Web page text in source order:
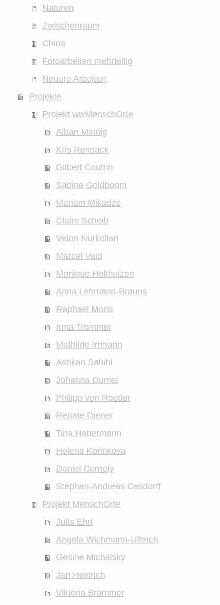
Naturen
Zwischenraum
China
Fotoarbeiten mehrteilig
Neuere Arbeiten
Projekte
Projekt wwMenschOrte
Alban Minnig
Kris Rennack
Gilbert Coutrin
Sabine Goldboom
Mariam Mikadze
Claire Scheib
Veton Nurkollari
Marcel Vaid
Monique Holthuizen
Anna Lehmann-Brauns
Raphael Morsi
Irma Trommer
Mathilde Irrmann
Ashkan Sahihi
Johanna Dumet
Philipp von Roeder
Renate Diener
Tina Habermann
Helena Korinkova
Daniel Cornely
Stephan-Andreas Casdorff
Projekt MenschOrte
Julia Ehrt
Angela Wichmann-Ulbrich
Gesine Michalsky
Jan Heinrich
Viktoria Brammer